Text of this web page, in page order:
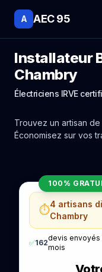
A AEC 95
Installateur
Chambry
Électriciens IRVE
Trouvez un artisan
Économisez sur vos
100%
⏱️4 artisans
Chambry
✅162
devis envoyés
mois